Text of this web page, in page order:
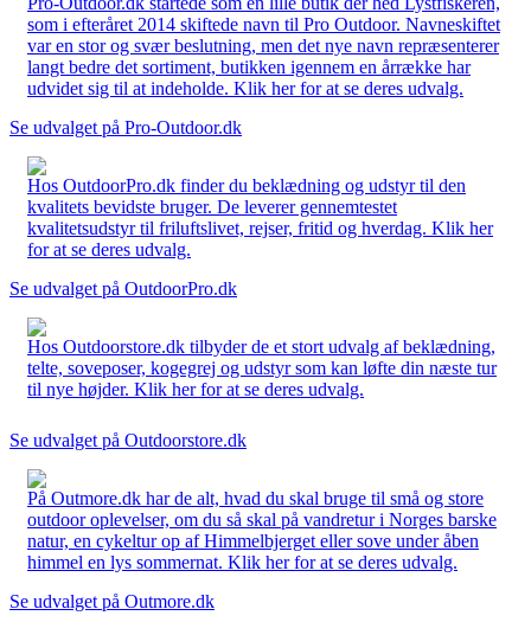
som i efteråret 2014 skiftede navn til Pro Outdoor. Navneskiftet
var en stor og svær beslutning, men det nye navn repræsenterer
langt bedre det sortiment, butikken igennem en årrække har
udvidet sig til at indeholde. Klik her for at se deres udvalg.
Se udvalget på Pro-Outdoor.dk
Hos OutdoorPro.dk finder du beklædning og udstyr til den
kvalitets bevidste bruger. De leverer gennemtestet
kvalitetsudstyr til friluftslivet, rejser, fritid og hverdag. Klik her
for at se deres udvalg.
Se udvalget på OutdoorPro.dk
Hos Outdoorstore.dk tilbyder de et stort udvalg af beklædning,
telte, soveposer, kogegrej og udstyr som kan løfte din næste tur
til nye højder. Klik her for at se deres udvalg.
Se udvalget på Outdoorstore.dk
På Outmore.dk har de alt, hvad du skal bruge til små og store
outdoor oplevelser, om du så skal på vandretur i Norges barske
natur, en cykeltur op af Himmelbjerget eller sove under åben
himmel en lys sommernat. Klik her for at se deres udvalg.
Se udvalget på Outmore.dk